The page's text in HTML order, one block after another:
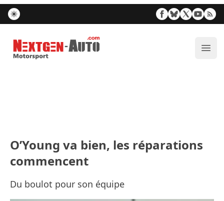
Nextgen-Auto.com
O’Young va bien, les réparations
commencent
Du boulot pour son équipe